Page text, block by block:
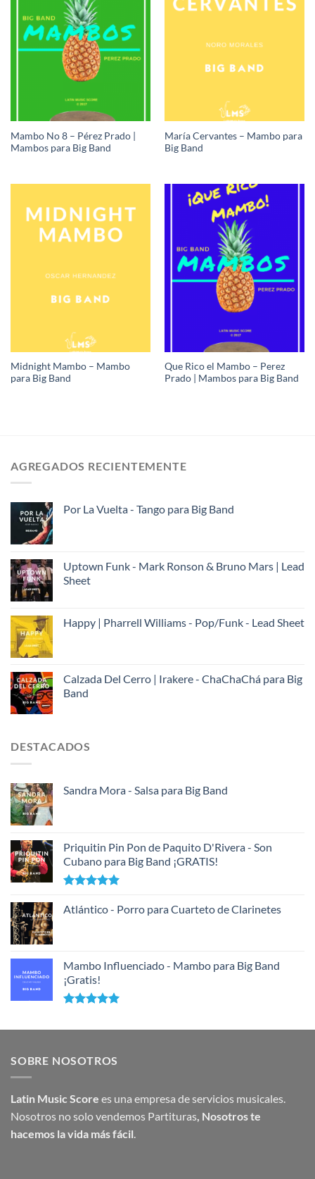
Mambo No 8 – Pérez Prado |
Mambos para Big Band
María Cervantes – Mambo para
Big Band
Midnight Mambo – Mambo
para Big Band
Que Rico el Mambo – Perez
Prado | Mambos para Big Band
AGREGADOS RECIENTEMENTE
Por La Vuelta - Tango para Big Band
Uptown Funk - Mark Ronson & Bruno Mars | Lead
Sheet
Happy | Pharrell Williams - Pop/Funk - Lead Sheet
Calzada Del Cerro | Irakere - ChaChaChá para Big
Band
DESTACADOS
Sandra Mora - Salsa para Big Band
Priquitin Pin Pon de Paquito D'Rivera - Son
Cubano para Big Band ¡GRATIS!
con5.00
Atlántico - Porro para Cuarteto de Clarinetes
Mambo Influenciado - Mambo para Big Band
¡Gratis!
SOBRE NOSOTROS
Latin Music Score es una empresa de servicios musicales.
Nosotros no solo vendemos Partituras, Nosotros te
hacemos la vida más fácil.